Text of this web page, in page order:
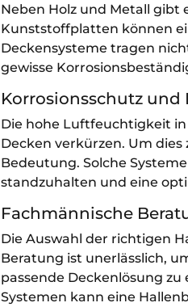
Neben Holz und Metall gibt
Kunststoffplatten können
Deckensysteme tragen
gewisse
Korrosionsschutz
Die hohe Luftfeuchtigkeit
Decken verkürzen. Um
Bedeutung. Solche
standzuhalten und eine
Fachmännische
Die Auswahl der richtigen
Beratung ist unerlässlich,
passende Deckenlösung
Systemen kann eine